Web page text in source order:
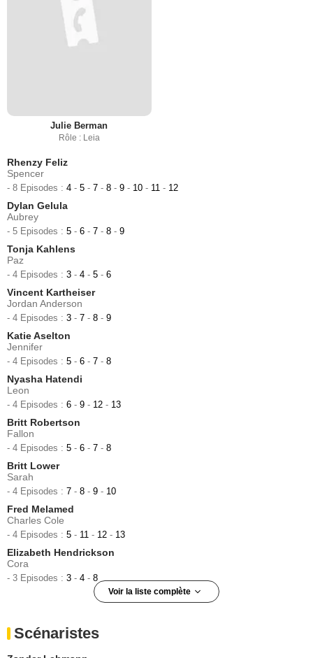
Julie Berman
Rôle : Leia
Rhenzy Feliz
Spencer
- 8 Episodes : 4 - 5 - 7 - 8 - 9 - 10 - 11 - 12
Dylan Gelula
Aubrey
- 5 Episodes : 5 - 6 - 7 - 8 - 9
Tonja Kahlens
Paz
- 4 Episodes : 3 - 4 - 5 - 6
Vincent Kartheiser
Jordan Anderson
- 4 Episodes : 3 - 7 - 8 - 9
Katie Aselton
Jennifer
- 4 Episodes : 5 - 6 - 7 - 8
Nyasha Hatendi
Leon
- 4 Episodes : 6 - 9 - 12 - 13
Britt Robertson
Fallon
- 4 Episodes : 5 - 6 - 7 - 8
Britt Lower
Sarah
- 4 Episodes : 7 - 8 - 9 - 10
Fred Melamed
Charles Cole
- 4 Episodes : 5 - 11 - 12 - 13
Elizabeth Hendrickson
Cora
- 3 Episodes : 3 - 4 - 8
Voir la liste complète
- 3 Episodes :7-8-9
Scénaristes